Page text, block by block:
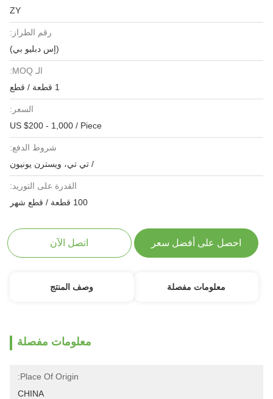
ZY
رقم الطراز:
(إس دبليو بي)
الـ MOQ:
1 قطعة / قطع
السعر:
US $200 - 1,000 / Piece
شروط الدفع:
/ تي تي، ويسترن يونيون
القدرة على التوريد:
100 قطعة / قطع شهر
احصل على أفضل سعر اتصل الآن
معلومات مفصلة وصف المنتج
معلومات مفصلة
Place Of Origin:
CHINA